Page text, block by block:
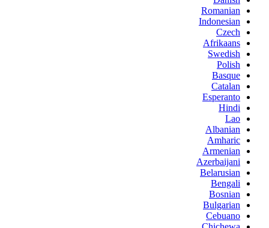
Romanian
Indonesian
Czech
Afrikaans
Swedish
Polish
Basque
Catalan
Esperanto
Hindi
Lao
Albanian
Amharic
Armenian
Azerbaijani
Belarusian
Bengali
Bosnian
Bulgarian
Cebuano